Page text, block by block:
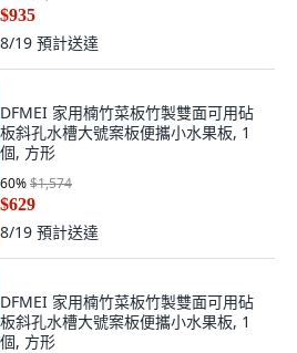
$935
8/19 預計送達
DFMEI 家用楠竹菜板竹製雙面可用砧
板斜孔水槽大號案板便攜小水果板, 1
個, 方形
60%$1,574
$629
8/19 預計送達
DFMEI 家用楠竹菜板竹製雙面可用砧
板斜孔水槽大號案板便攜小水果板, 1
個, 方形